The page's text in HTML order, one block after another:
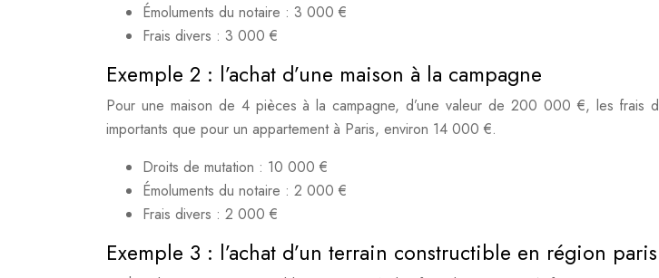
Émoluments du notaire : 3 000 €
Frais divers : 3 000 €
Exemple 2 : l’achat d’une maison à la campagne
Pour une maison de 4 pièces à la campagne, d’une valeur de 200 000 €, les frais
importants que pour un appartement à Paris, environ 14 000 €.
Droits de mutation : 10 000 €
Émoluments du notaire : 2 000 €
Frais divers : 2 000 €
Exemple 3 : l’achat d’un terrain constructible en région